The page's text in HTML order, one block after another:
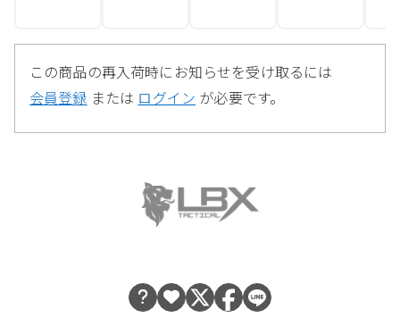
この商品の再入荷時にお知らせを受け取るには
会員登録 または ログイン が必要です。